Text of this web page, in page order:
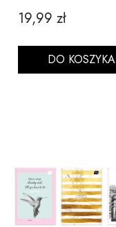
Cena
19,99 zł
DO KOSZYKA